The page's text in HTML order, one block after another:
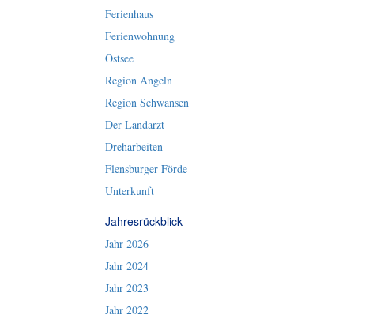
Ferienhaus
Ferienwohnung
Ostsee
Region Angeln
Region Schwansen
Der Landarzt
Dreharbeiten
Flensburger Förde
Unterkunft
Jahresrückblick
Jahr 2026
Jahr 2024
Jahr 2023
Jahr 2022